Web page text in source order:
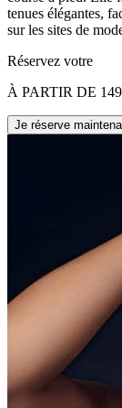
tenues élégantes,
sur les sites de
Réservez votre
À PARTIR DE